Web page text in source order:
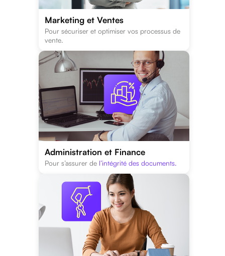
Marketing et Ventes
Pour sécuriser et optimiser vos processus de
vente.
Administration et Finance
Pour s’assurer de l’intégrité des documents.